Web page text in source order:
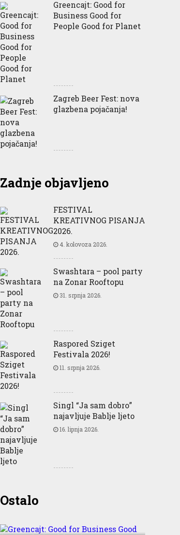
Greencajt: Good for
Business Good for
People Good for Planet
Zagreb Beer Fest: nova
glazbena pojačanja!
Zadnje objavljeno
FESTIVAL
KREATIVNOG PISANJA
2026.
4. kolovoza 2026.
Swashtara – pool party
na Zonar Rooftopu
31. srpnja 2026.
Raspored Sziget
Festivala 2026!
11. srpnja 2026.
Singl “Ja sam dobro”
najavljuje Bablje ljeto
16. lipnja 2026.
OstaloGreencajt: Good for
Business Good for People